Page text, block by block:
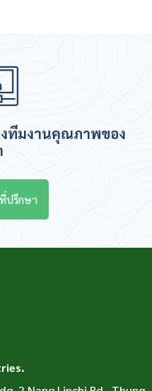
งทีมงานคุณภาพของ
ปรึกษา